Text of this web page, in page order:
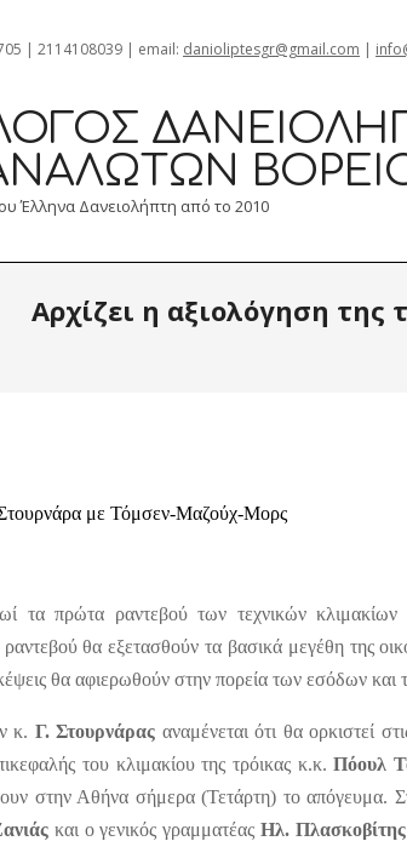
| 2114108039 | email: danioliptesgr@gmail.com |
Έλληνα Δανειολήπτη από το 2010
Αρχίζει η αξιολόγηση της
με Τόμσεν-Μαζούχ-Μορς
τα πρώτα ραντεβού των τεχνικών κλιμακίων
θα εξετασθούν τα βασικά μεγέθη της
θα αφιερωθούν στην πορεία των εσόδων και
κ. Γ. Στουρνάρας αναμένεται ότι θα ορκιστεί
του κλιμακίου της τρόικας κ.κ.Πόουλ
στην Αθήνα σήμερα (Τετάρτη) το απόγευμα.
και ο γενικός γραμματέαςΗλ. Πλασκοβίτης